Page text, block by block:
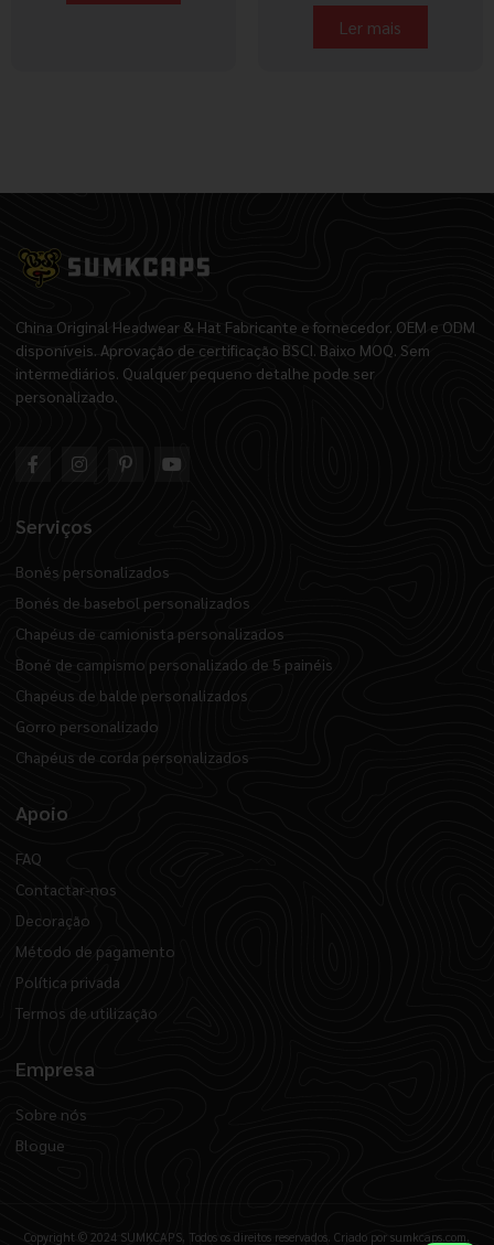
Ler mais
China Original Headwear & Hat Fabricante e fornecedor. OEM e ODM
disponíveis. Aprovação de certificação BSCI. Baixo MOQ. Sem
intermediários. Qualquer pequeno detalhe pode ser
personalizado.
Serviços
Bonés personalizados
Bonés de basebol personalizados
Chapéus de camionista personalizados
Boné de campismo personalizado de 5 painéis
Chapéus de balde personalizados
Gorro personalizado
Chapéus de corda personalizados
Apoio
FAQ
Contactar-nos
Decoração
Método de pagamento
Política privada
Termos de utilização
Empresa
Sobre nós
Blogue
Copyright © 2024 SUMKCAPS, Todos os direitos reservados. Criado por sumkcaps.com.